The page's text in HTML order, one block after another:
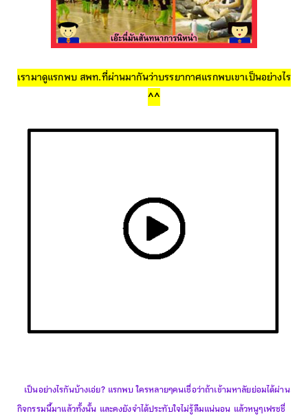
เรามาดูแรกพบ สพท.ที่ผ่านมากันว่าบรรยากาศแรกพบเขาเป็นอย่างไร
^^
เป็นอย่างไรกันบ้างเอ่ย? แรกพบ ใครหลายๆคนเชื่อว่าถ้าเข้ามหาลัยย่อมได้ผ่าน
กิจกรรมนี้มาแล้วทั้งนั้น และคงยังจำได้ประทับใจไม่รู้ลืมแน่นอน แล้วหนูๆเฟรชชี่